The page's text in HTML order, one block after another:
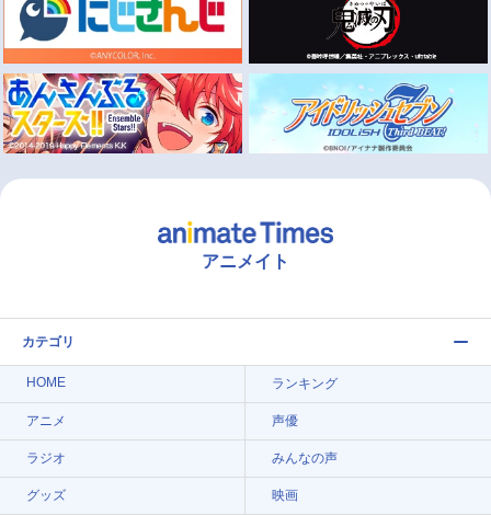
アニメイト
カテゴリ
HOME ランキング
アニメ 声優
ラジオ みんなの声
グッズ 映画